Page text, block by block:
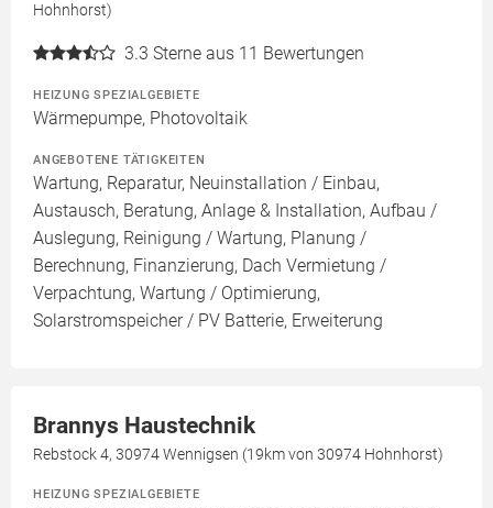
Hohnhorst)
3.3 Sterne aus 11 Bewertungen
HEIZUNG SPEZIALGEBIETE
Wärmepumpe, Photovoltaik
ANGEBOTENE TÄTIGKEITEN
Wartung, Reparatur, Neuinstallation / Einbau,
Austausch, Beratung, Anlage & Installation, Aufbau /
Auslegung, Reinigung / Wartung, Planung /
Berechnung, Finanzierung, Dach Vermietung /
Verpachtung, Wartung / Optimierung,
Solarstromspeicher / PV Batterie, Erweiterung
Brannys Haustechnik
Rebstock 4, 30974 Wennigsen (19km von 30974 Hohnhorst)
HEIZUNG SPEZIALGEBIETE